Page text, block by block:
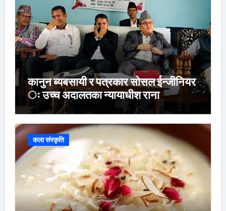
कानुन ब्यबसायी र पत्रकार सोसल ईन्जीनियर
ः उच्च अदालतका न्यायाधीश राना
कला संस्कृति